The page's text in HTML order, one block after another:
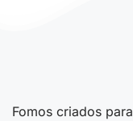
Fomos criados